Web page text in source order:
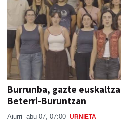
Burrunba, gazte
Beterri-Buruntzan
Aiurri abu 07, 07:00 URNIETA